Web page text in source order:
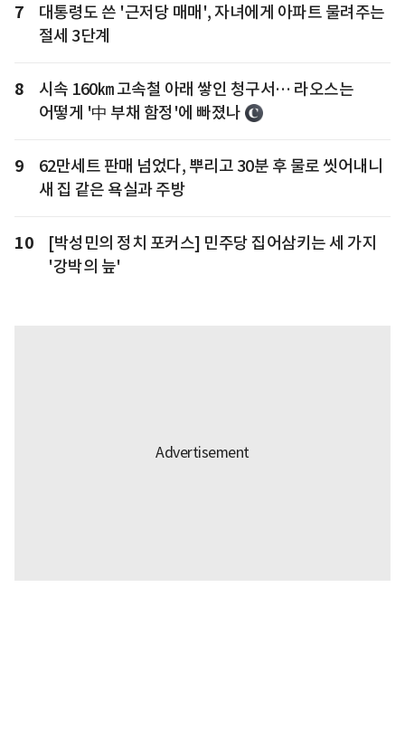
7
대통령도 쓴 '근저당 매매', 자녀에게 아파트 물려주는
절세 3단계
8
시속 160㎞ 고속철 아래 쌓인 청구서… 라오스는
어떻게 '中 부채 함정'에 빠졌나
9
62만세트 판매 넘었다, 뿌리고 30분 후 물로 씻어내니
새 집 같은 욕실과 주방
10
[박성민의 정치 포커스] 민주당 집어삼키는 세 가지
'강박의 늪'